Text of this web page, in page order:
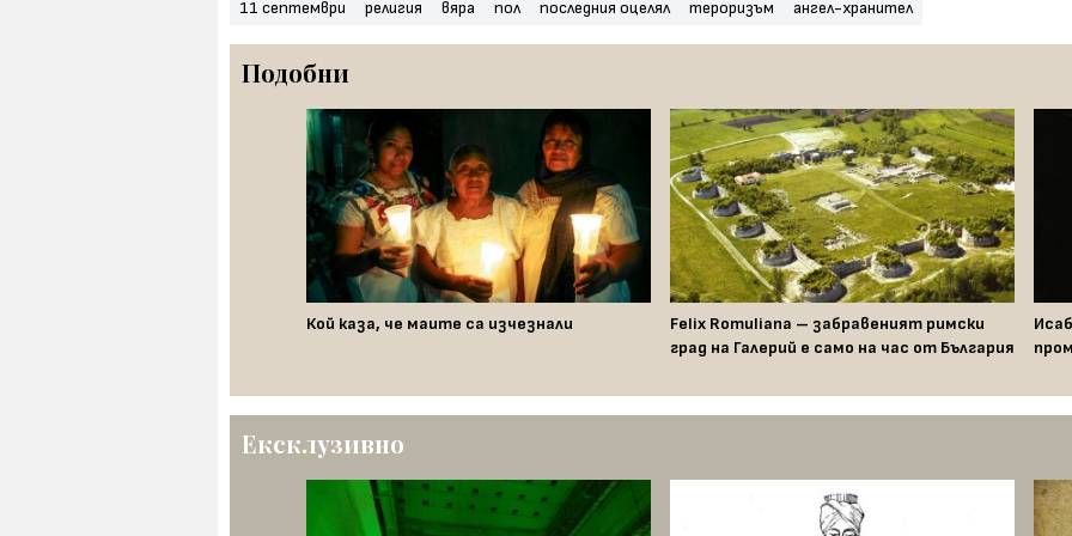
11 септември религия вяра пол последния оцелял тероризъм ангел-хранител
Подобни
Кой каза, че маите са изчезнали
Felix Romuliana – забравеният римски
град на Галерий е само на час от България
Ексклузивно